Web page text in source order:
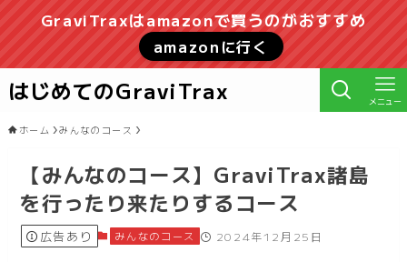
GraviTraxはamazonで買うのがおすすめ
amazonに行く
はじめてのGraviTrax メニュー
ホーム みんなのコース
【みんなのコース】GraviTrax諸島
を行ったり来たりするコース
広告あり みんなのコース 2024年12月25日